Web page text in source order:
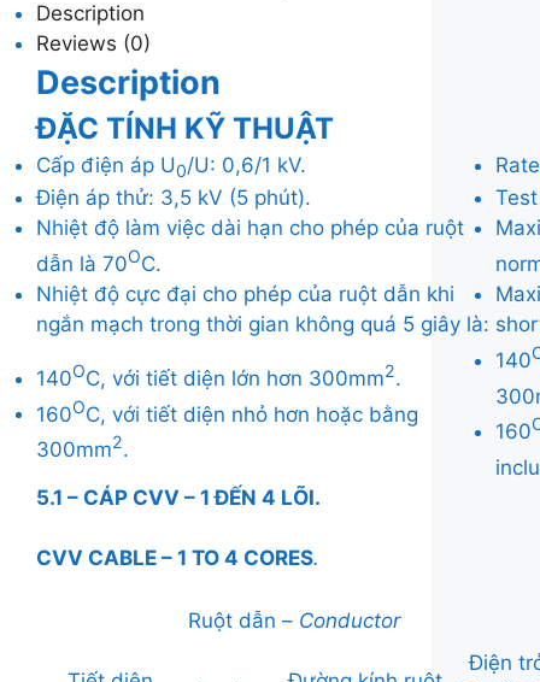
Description
Reviews (0)
Description
ĐẶC TÍNH KỸ THUẬT
Cấp điện áp U0/U: 0,6/1 kV.
Điện áp thử: 3,5 kV (5 phút).
Nhiệt độ làm việc dài hạn cho phép của ruột
dẫn là 70OC.
Nhiệt độ cực đại cho phép của ruột dẫn khi
ngắn mạch trong thời gian không quá 5 giây là:
140OC, với tiết diện lớn hơn 300mm2.
160OC, với tiết diện nhỏ hơn hoặc bằng
300mm2.
140
160
5.1 – CÁP CVV – 1 ĐẾN 4 LÕI.
CVV CABLE – 1 TO 4 CORES.
Ruột dẫn – Conductor
Điện